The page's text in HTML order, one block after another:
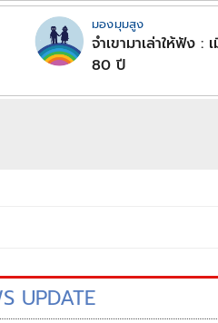
มองมุมสูง
จำเขามาเล่าให้ฟัง :
80 ปี
UPDATE